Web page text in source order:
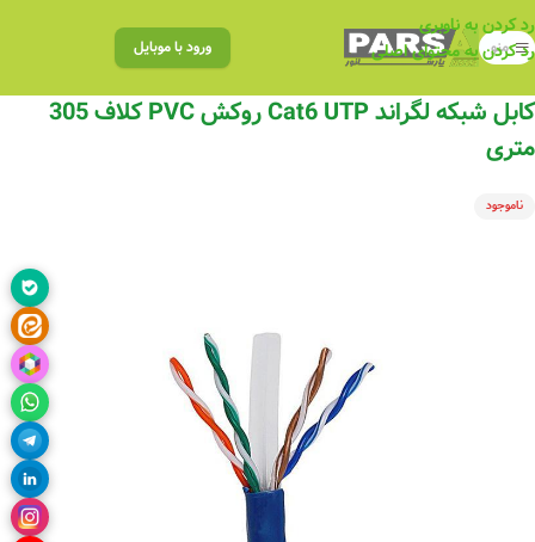
رد کردن به ناوبری
رد کردن به محتوای اصلی
منو ورود با موبایل
کابل شبکه لگراند Cat6 UTP روکش PVC کلاف 305
متری
ناموجود